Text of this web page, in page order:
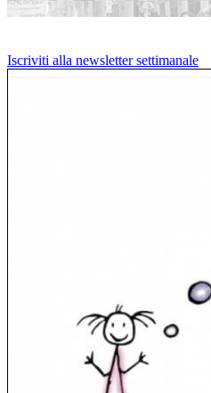
Iscriviti alla newsletter settimanale